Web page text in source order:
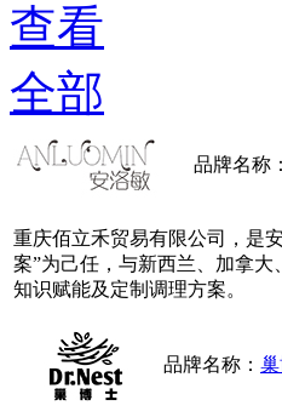
查看
全部
品牌名称：
重庆佰立禾贸易有限公司，是
案”为己任，与新西兰、加拿
知识赋能及定制调理方案。
品牌名称：